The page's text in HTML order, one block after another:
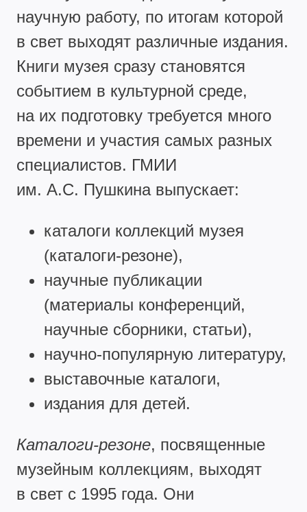
научную работу, по итогам которой
в свет выходят различные издания.
Книги музея сразу становятся
событием в культурной среде,
на их подготовку требуется много
времени и участия самых разных
специалистов. ГМИИ
им. А.С. Пушкина выпускает:
каталоги коллекций музея
(каталоги-резоне),
научные публикации
(материалы конференций,
научные сборники, статьи),
научно-популярную литературу,
выставочные каталоги,
издания для детей.
Каталоги-резоне, посвященные
музейным коллекциям, выходят
в свет с 1995 года. Они